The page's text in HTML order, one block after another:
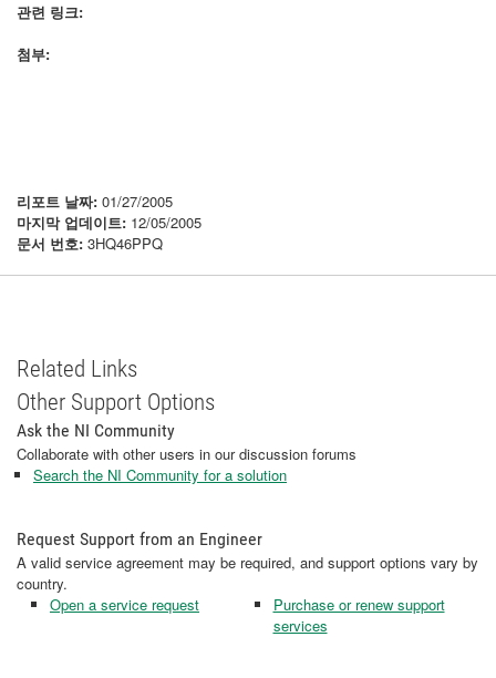
관련 링크:
첨부:
리포트 날짜: 01/27/2005
마지막 업데이트: 12/05/2005
문서 번호: 3HQ46PPQ
Related Links
Other Support Options
Ask the NI Community
Collaborate with other users in our discussion forums
Search the NI Community for a solution
Request Support from an Engineer
A valid service agreement may be required, and support options vary by
country.
Open a service request
Purchase or renew support
services